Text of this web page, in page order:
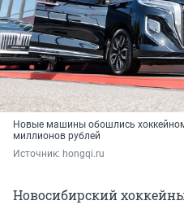
Новые машины обошлись
миллионов рублей
Источник: hongqi.ru
Новосибирский